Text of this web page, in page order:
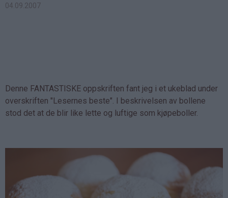
04.09.2007
Denne FANTASTISKE oppskriften fant jeg i et ukeblad under
overskriften "Lesernes beste". I beskrivelsen av bollene
stod det at de blir like lette og luftige som kjøpeboller.